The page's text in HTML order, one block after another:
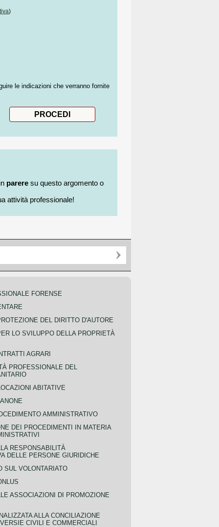
)
le indicazioni che verranno fornite
pareresu questo argomento o
attività professionale!
FORENSE
DEL DIRITTO D'AUTORE
LO SVILUPPO DELLA PROPRIETÀ
AGRARI
PROFESSIONALE DEL
ABITATIVE
AMMINISTRATIVO
DEI PROCEDIMENTI IN MATERIA
RESPONSABILITÀ
DELLE PERSONE GIURIDICHE
SUL VOLONTARIATO
ASSOCIAZIONI DI PROMOZIONE
ALLA CONCILIAZIONE
CIVILI E COMMERCIALI